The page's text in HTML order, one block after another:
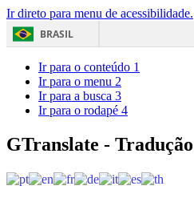
Ir direto para menu de acessibilidade.
BRASIL
Ir para o conteúdo 1
Ir para o menu 2
Ir para a busca 3
Ir para o rodapé 4
GTranslate -